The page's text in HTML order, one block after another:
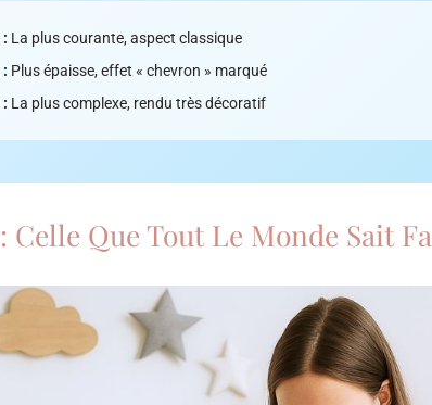
La plus courante, aspect classique
Plus épaisse, effet « chevron » marqué
La plus complexe, rendu très décoratif
Celle Que Tout Le Monde Sait